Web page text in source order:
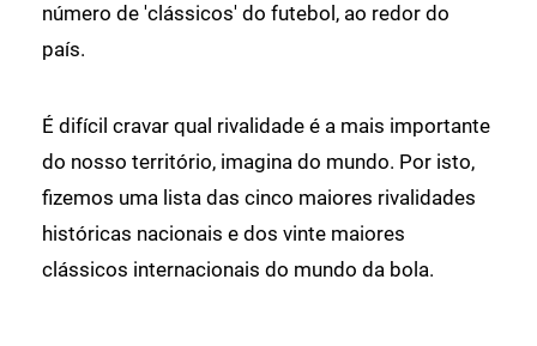
número de 'clássicos' do futebol, ao redor do
país.
É difícil cravar qual rivalidade é a mais importante
do nosso território, imagina do mundo. Por isto,
fizemos uma lista das cinco maiores rivalidades
históricas nacionais e dos vinte maiores
clássicos internacionais do mundo da bola.